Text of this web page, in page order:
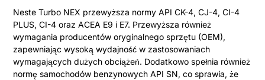
Neste Turbo NEX przewyższa normy API CK-4, CJ-4, CI-4
PLUS, CI-4 oraz ACEA E9 i E7. Przewyższa również
wymagania producentów oryginalnego sprzętu (OEM),
zapewniając wysoką wydajność w zastosowaniach
wymagających dużych obciążeń. Dodatkowo spełnia również
normę samochodów benzynowych API SN, co sprawia, że